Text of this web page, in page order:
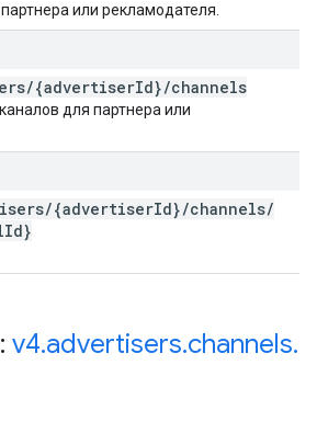
или рекламодателя.
/{advertiserId}/channels
для партнера или
/{advertiserId}/channels/
Id}
v4.advertisers.channels.